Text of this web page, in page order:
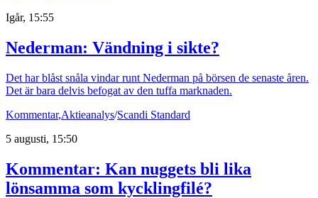
Igår, 15:55
Nederman: Vändning i sikte?
Det har blåst snåla vindar runt Nederman på börsen de senaste åren.
Det är bara delvis befogat av den tuffa marknaden.
Kommentar,Aktieanalys/Scandi Standard
5 augusti, 15:50
Kommentar: Kan nuggets bli lika
lönsamma som kycklingfilé?